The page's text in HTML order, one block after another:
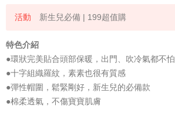
新生兒必備 | 199超值購
特色介紹
●環狀完美貼合頭部保暖，出門、吹冷氣都不怕
●十字組織羅紋，素素也很有質感
●彈性帽圍，鬆緊剛好，新生兒的必備款
●棉柔透氣，不傷寶寶肌膚